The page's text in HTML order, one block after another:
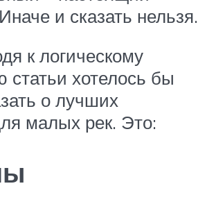
и сказать нельзя.
к логическому
хотелось бы
о лучших
малых рек. Это: